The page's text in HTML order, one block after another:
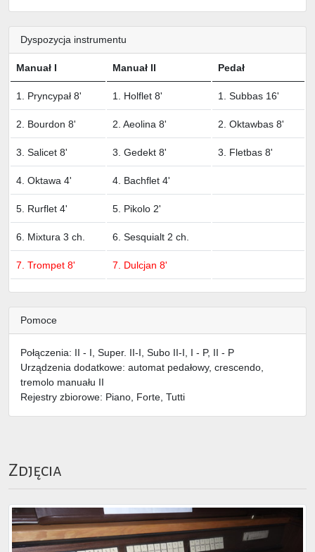
Dyspozycja instrumentu
Manuał I Manuał II Pedał
1. Pryncypał 8' 1. Holflet 8' 1. Subbas 16'
2. Bourdon 8' 2. Aeolina 8' 2. Oktawbas 8'
3. Salicet 8' 3. Gedekt 8' 3. Fletbas 8'
4. Oktawa 4' 4. Bachflet 4'
5. Rurflet 4' 5. Pikolo 2'
6. Mixtura 3 ch. 6. Sesquialt 2 ch.
7. Trompet 8' 7. Dulcjan 8'
Pomoce
Połączenia: II - I, Super. II-I, Subo II-I, I - P, II - P
Urządzenia dodatkowe: automat pedałowy, crescendo,
tremolo manuału II
Rejestry zbiorowe: Piano, Forte, Tutti
Zdjęcia